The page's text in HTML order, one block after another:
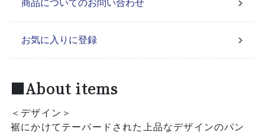
商品についてのお問い合わせ
お気に入りに登録
■About items
＜デザイン＞
裾にかけてテーパードされた上品なデザインのパン